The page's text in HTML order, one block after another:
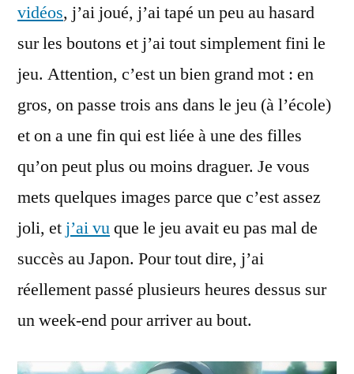
vidéos, j’ai joué, j’ai tapé un peu au hasard
sur les boutons et j’ai tout simplement fini le
jeu. Attention, c’est un bien grand mot : en
gros, on passe trois ans dans le jeu (à l’école)
et on a une fin qui est liée à une des filles
qu’on peut plus ou moins draguer. Je vous
mets quelques images parce que c’est assez
joli, etj’ai vuque le jeu avait eu pas mal de
succès au Japon. Pour tout dire, j’ai
réellement passé plusieurs heures dessus sur
un week-end pour arriver au bout.